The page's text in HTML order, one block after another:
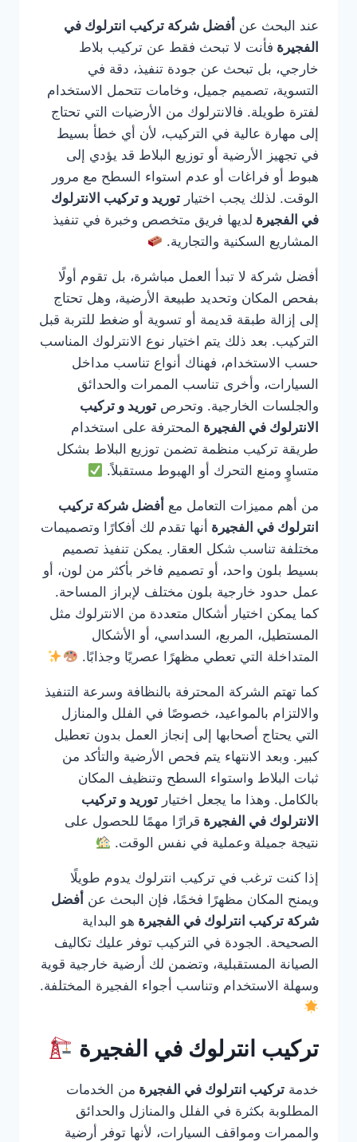
عند البحث عن أفضل شركة تركيب انترلوك في
الفجيرة فأنت لا تبحث فقط عن تركيب بلاط
خارجي، بل تبحث عن جودة تنفيذ، دقة في
التسوية، تصميم جميل، وخامات تتحمل الاستخدام
لفترة طويلة. فالانترلوك من الأرضيات التي تحتاج
إلى مهارة عالية في التركيب، لأن أي خطأ بسيط
في تجهيز الأرضية أو توزيع البلاط قد يؤدي إلى
هبوط أو فراغات أو عدم استواء السطح مع مرور
الوقت. لذلك يجب اختيار توريد و تركيب الانترلوك
في الفجيرة لديها فريق متخصص وخبرة في تنفيذ
المشاريع السكنية والتجارية.
أفضل شركة لا تبدأ العمل مباشرة، بل تقوم أولًا
بفحص المكان وتحديد طبيعة الأرضية، وهل تحتاج
إلى إزالة طبقة قديمة أو تسوية أو ضغط للتربة قبل
التركيب. بعد ذلك يتم اختيار نوع الانترلوك المناسب
حسب الاستخدام، فهناك أنواع تناسب مداخل
السيارات، وأخرى تناسب الممرات والحدائق
والجلسات الخارجية. وتحرص توريد و تركيب
الانترلوك في الفجيرة المحترفة على استخدام
طريقة تركيب منظمة تضمن توزيع البلاط بشكل
متساوٍ ومنع التحرك أو الهبوط مستقبلاً.
من أهم مميزات التعامل مع أفضل شركة تركيب
انترلوك في الفجيرة أنها تقدم لك أفكارًا وتصميمات
مختلفة تناسب شكل العقار. يمكن تنفيذ تصميم
بسيط بلون واحد، أو تصميم فاخر بأكثر من لون، أو
عمل حدود خارجية بلون مختلف لإبراز المساحة.
كما يمكن اختيار أشكال متعددة من الانترلوك مثل
المستطيل، المربع، السداسي، أو الأشكال
المتداخلة التي تعطي مظهرًا عصريًا وجذابًا.
كما تهتم الشركة المحترفة بالنظافة وسرعة التنفيذ
والالتزام بالمواعيد، خصوصًا في الفلل والمنازل
التي يحتاج أصحابها إلى إنجاز العمل بدون تعطيل
كبير. وبعد الانتهاء يتم فحص الأرضية والتأكد من
ثبات البلاط واستواء السطح وتنظيف المكان
بالكامل. وهذا ما يجعل اختيار توريد و تركيب
الانترلوك في الفجيرة قرارًا مهمًا للحصول على
نتيجة جميلة وعملية في نفس الوقت.
إذا كنت ترغب في تركيب انترلوك يدوم طويلًا
ويمنح المكان مظهرًا فخمًا، فإن البحث عن أفضل
شركة تركيب انترلوك في الفجيرة هو البداية
الصحيحة. الجودة في التركيب توفر عليك تكاليف
الصيانة المستقبلية، وتضمن لك أرضية خارجية قوية
وسهلة الاستخدام وتناسب أجواء الفجيرة المختلفة.
تركيب انترلوك في الفجيرة
خدمة تركيب انترلوك في الفجيرة من الخدمات
المطلوبة بكثرة في الفلل والمنازل والحدائق
والممرات ومواقف السيارات، لأنها توفر أرضية